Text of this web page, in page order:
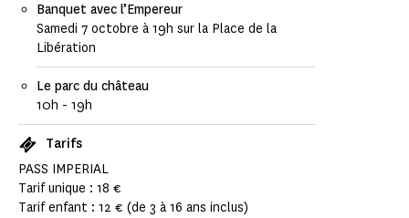
Banquet avec l’Empereur
Samedi 7 octobre à 19h sur la Place de la
Libération
Le parc du château
10h - 19h
Tarifs
PASS IMPERIAL
Tarif unique : 18 €
Tarif enfant : 12 € (de 3 à 16 ans inclus)